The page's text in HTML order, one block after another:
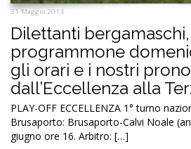
31 Maggio 2014
Dilettanti
programmone
gli orari e i nostri
dall’Eccellenza alla
PLAY-OFF ECCELLENZA 1° turno
Brusaporto: Brusaporto-Calvi Noale
giugno ore 16. Arbitro: […]